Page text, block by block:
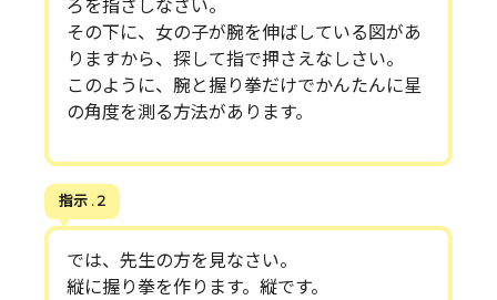
ろを指さしなさい。
その下に、女の子が腕を伸ばしている図があ
りますから、探して指で押さえなしさい。
このように、腕と握り拳だけでかんたんに星
の角度を測る方法があります。
指示 . 2
では、先生の方を見なさい。
縦に握り拳を作ります。縦です。